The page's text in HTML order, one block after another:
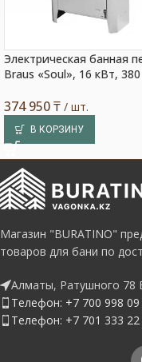
Электрическая банная
Braus «Soul», 16 кВт,
374 950₸ / шт.
В КОРЗИНУ
Магазин "BURATINO"
товаров для бани по
Алматы, Ратушного 78
Телефон: +7 700 998 09
Телефон: +7 701 333 22